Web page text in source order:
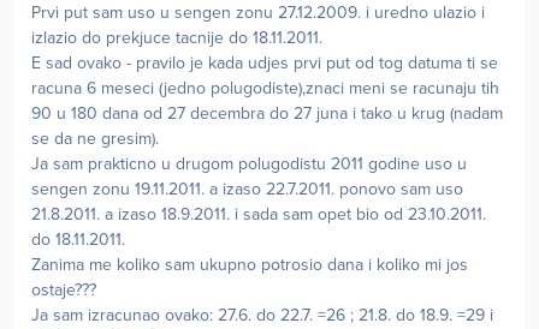
Prvi put sam uso u sengen zonu 27.12.2009. i uredno ulazio i
izlazio do prekjuce tacnije do 18.11.2011.
E sad ovako - pravilo je kada udjes prvi put od tog datuma ti se
racuna 6 meseci (jedno polugodiste),znaci meni se racunaju tih
90 u 180 dana od 27 decembra do 27 juna i tako u krug (nadam
se da ne gresim).
Ja sam prakticno u drugom polugodistu 2011 godine uso u
sengen zonu 19.11.2011. a izaso 22.7.2011. ponovo sam uso
21.8.2011. a izaso 18.9.2011. i sada sam opet bio od 23.10.2011.
do 18.11.2011.
Zanima me koliko sam ukupno potrosio dana i koliko mi jos
ostaje???
Ja sam izracunao ovako: 27.6. do 22.7. =26 ; 21.8. do 18.9. =29 i